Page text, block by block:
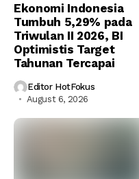
Ekonomi Indonesia
Tumbuh 5,29% pada
Triwulan II 2026, BI
Optimistis Target
Tahunan Tercapai
Editor HotFokus
August 6, 2026